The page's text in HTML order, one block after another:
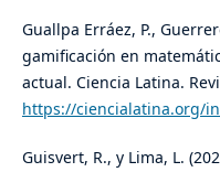
Guallpa Erráez, P.,
gamificación en
actual. Ciencia Latina.
https://ciencialatina.org/
Guisvert, R., y Lima, L.